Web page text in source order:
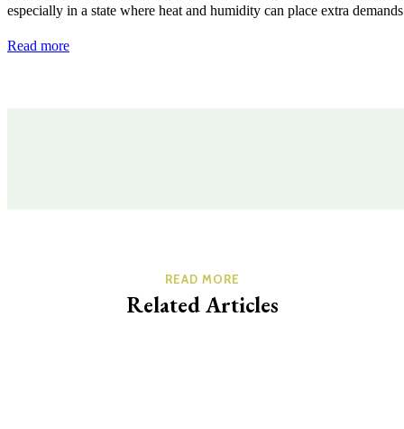
especially in a state where heat and humidity can place extra
Read more
READ MORE
Related Articles